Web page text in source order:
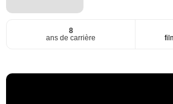
8
ans de carrière